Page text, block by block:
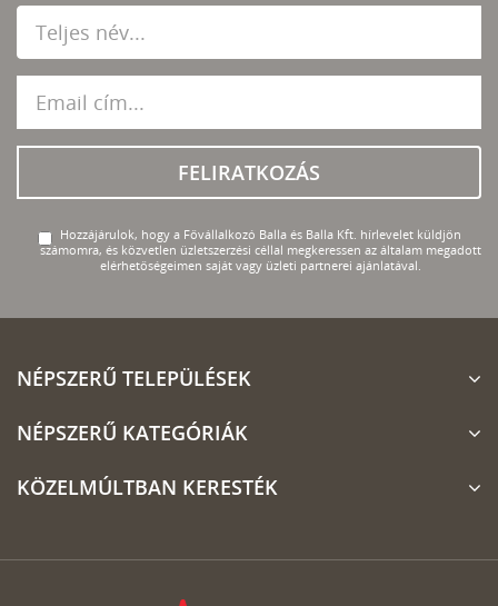
FELIRATKOZÁS
Hozzájárulok, hogy a Fővállalkozó Balla és Balla Kft. hírlevelet küldjön
számomra, és közvetlen üzletszerzési céllal megkeressen az általam megadott
elérhetőségeimen saját vagy üzleti partnerei ajánlatával.
NÉPSZERŰ TELEPÜLÉSEK
NÉPSZERŰ KATEGÓRIÁK
KÖZELMÚLTBAN KERESTÉK